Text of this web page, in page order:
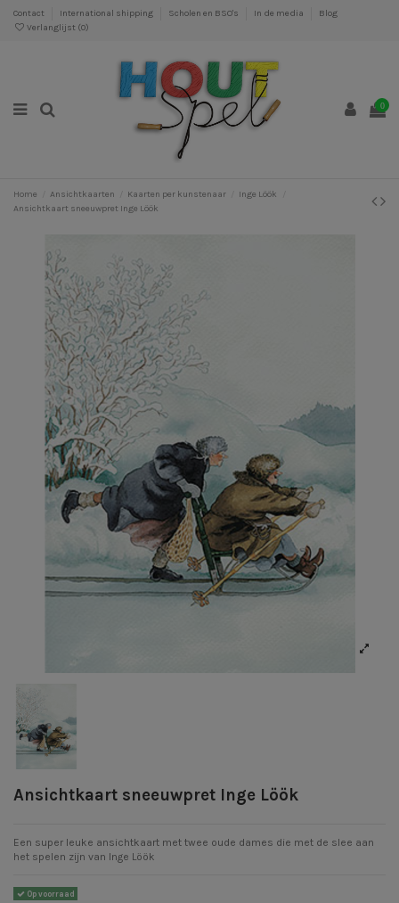
Contact International shipping Scholen en BSO's In de media
Blog
Verlanglijst (0)
0
Home Ansichtkaarten Kaarten per kunstenaar
Inge Löök
Ansichtkaart sneeuwpret Inge Löök
Ansichtkaart sneeuwpret Inge Löök
Een super leuke ansichtkaart met twee oude dames die met de slee aan
het spelen zijn van Inge Löök
Op voorraad